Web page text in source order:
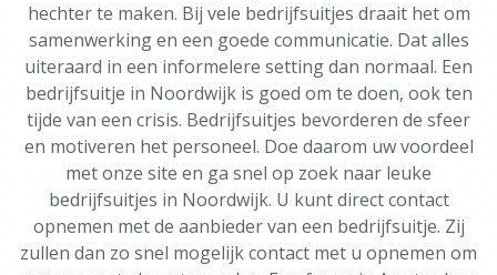
hechter te maken. Bij vele bedrijfsuitjes draait het om
samenwerking en een goede communicatie. Dat alles
uiteraard in een informelere setting dan normaal. Een
bedrijfsuitje in Noordwijk is goed om te doen, ook ten
tijde van een crisis. Bedrijfsuitjes bevorderen de sfeer
en motiveren het personeel. Doe daarom uw voordeel
met onze site en ga snel op zoek naar leuke
bedrijfsuitjes in Noordwijk. U kunt direct contact
opnemen met de aanbieder van een bedrijfsuitje. Zij
zullen dan zo snel mogelijk contact met u opnemen om